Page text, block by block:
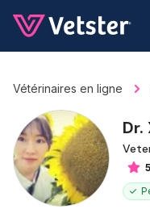
Vétérinaires en ligne
Dr.